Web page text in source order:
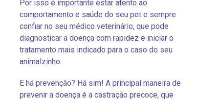
Por isso é importante estar atento ao
comportamento e saúde do seu pet e sempre
confiar no seu médico veterinário, que pode
diagnosticar a doença com rapidez e iniciar o
tratamento mais indicado para o caso do seu
animalzinho.
E há prevenção? Há sim! A principal maneira de
prevenir a doença é a castração precoce, que